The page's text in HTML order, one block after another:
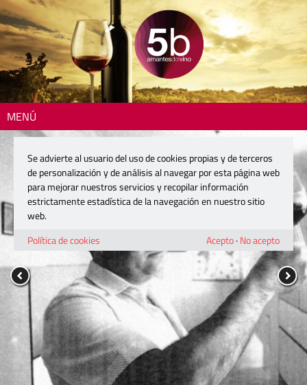
MENÚ
Se advierte al usuario del uso de cookies propias y de terceros
de personalización y de análisis al navegar por esta página web
para mejorar nuestros servicios y recopilar información
estrictamente estadística de la navegación en nuestro sitio
web.
Política de cookies
Acepto· No acepto